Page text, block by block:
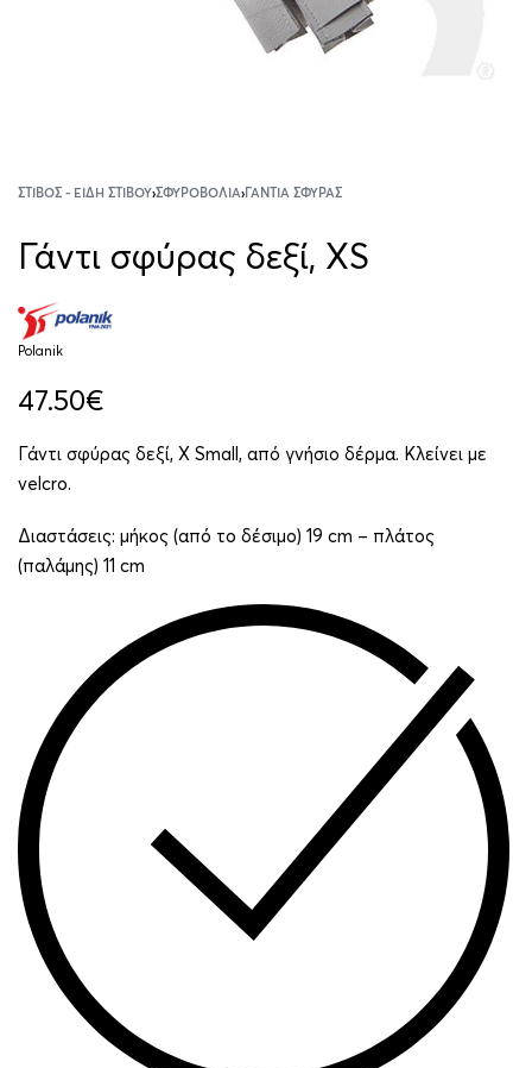
ΣΤΊΒΟΣ - ΕΊΔΗ ΣΤΊΒΟΥ›ΣΦΥΡΟΒΟΛΊΑ› ΓΆΝΤΙΑ ΣΦΎΡΑΣ
Γάντι σφύρας δεξί, XS
Polanik
47.50€
Γάντι σφύρας δεξί, X Small, από γνήσιο δέρμα. Κλείνει με
velcro.
Διαστάσεις: μήκος (από το δέσιμο) 19 cm – πλάτος
(παλάμης) 11 cm